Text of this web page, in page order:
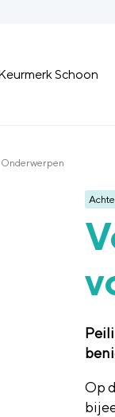
Schoon
Onderwerpen
Op